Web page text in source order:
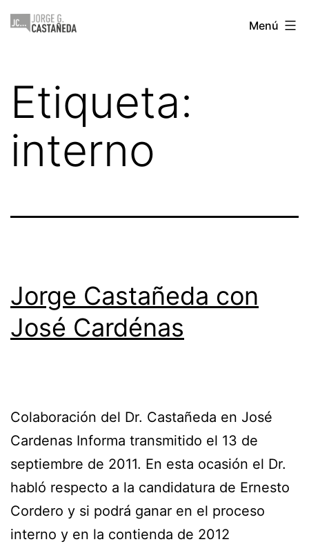
Saltar
Jorge
Menú
Etiqueta:
interno
Jorge Castañeda con
José Cardénas
Colaboración del Dr. Castañeda en José
Cardenas Informa transmitido el 13 de
septiembre de 2011. En esta ocasión el Dr.
habló respecto a la candidatura de Ernesto
Cordero y si podrá ganar en el proceso
interno y en la contienda de 2012